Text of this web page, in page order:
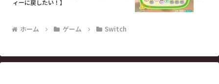
ィーに戻したい！】
ホーム ゲーム Switch